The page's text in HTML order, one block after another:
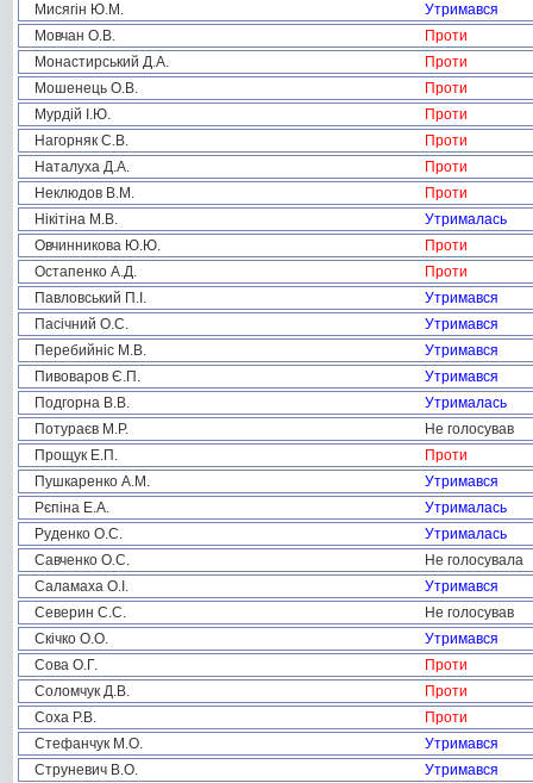
Мисягін Ю.М.
Утримався
Мовчан О.В.
Проти
Монастирський Д.А.
Проти
Мошенець О.В.
Проти
Мурдій І.Ю.
Проти
Нагорняк С.В.
Проти
Наталуха Д.А.
Проти
Неклюдов В.М.
Проти
Нікітіна М.В.
Утрималась
Овчинникова Ю.Ю.
Проти
Остапенко А.Д.
Проти
Павловський П.І.
Утримався
Пасічний О.С.
Утримався
Перебийніс М.В.
Утримався
Пивоваров Є.П.
Утримався
Подгорна В.В.
Утрималась
Потураєв М.Р.
Не голосував
Прощук Е.П.
Проти
Пушкаренко А.М.
Утримався
Рєпіна Е.А.
Утрималась
Руденко О.С.
Утрималась
Савченко О.С.
Не голосувала
Саламаха О.І.
Утримався
Северин С.С.
Не голосував
Скічко О.О.
Утримався
Сова О.Г.
Проти
Соломчук Д.В.
Проти
Соха Р.В.
Проти
Стефанчук М.О.
Утримався
Струневич В.О.
Утримався